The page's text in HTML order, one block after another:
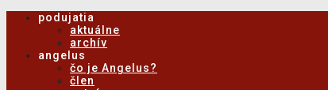
podujatia
aktuálne
archív
angelus
čo je Angelus?
člen